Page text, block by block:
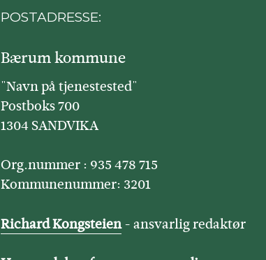
POSTADRESSE:
Bærum kommune
"Navn på tjenestested"
Postboks 700
1304 SANDVIKA
Org.nummer : 935 478 715
Kommunenummer: 3201
Richard Kongsteien- ansvarlig redaktør